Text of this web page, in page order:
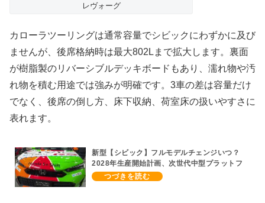
レヴォーグ
カローラツーリングは通常容量でシビックにわずかに及び
ませんが、後席格納時は最大802Lまで拡大します。裏面
が樹脂製のリバーシブルデッキボードもあり、濡れ物や汚
れ物を積む用途では強みが明確です。3車の差は容量だけ
でなく、後席の倒し方、床下収納、荷室床の扱いやすさに
表れます。
新型【シビック】フルモデルチェンジいつ？
2028年生産開始計画、次世代中型プラットフ
ォーム採用、2.0L e:HEV搭載予想【ホンダ最